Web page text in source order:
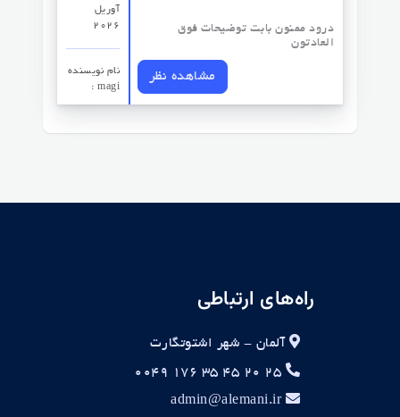
آوریل
2026
نام نویسنده
: magi
درود ممنون بابت توضیحات فوق
العادتون
مشاهده نظر
راه‌های ارتباطی
آلمان - شهر اشتوتگارت
admin@alemani.ir